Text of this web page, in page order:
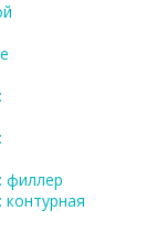
филлер